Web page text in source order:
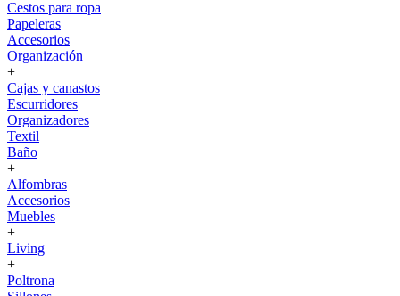
Cestos para ropa
Papeleras
Accesorios
Organización
+
Cajas y canastos
Escurridores
Organizadores
Textil
Baño
+
Alfombras
Accesorios
Muebles
+
Living
+
Poltrona